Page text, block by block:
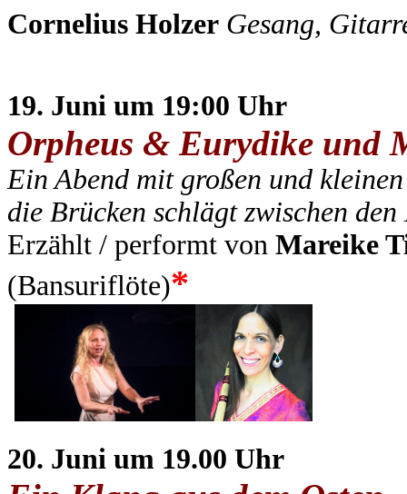
Cornelius Holzer Gesang,
19. Juni um 19:00 Uhr
Orpheus & Eurydike und
Ein Abend mit großen und
die Brücken schlägt zwischen
Erzählt / performt von Mareike
(Bansuriflöte)*
20. Juni um 19.00 Uhr